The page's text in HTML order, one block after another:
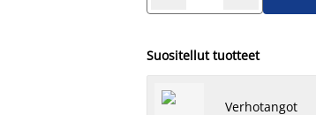
Suositellut tuotteet
Verhotangot